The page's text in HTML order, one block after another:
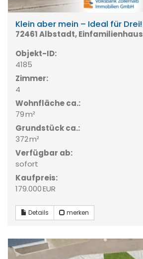
Klein aber mein – Ideal für Drei!
72461 Albstadt, Einfamilienhaus
Objekt-ID:
4185
Zimmer:
4
Wohnfläche ca.:
79 m²
Grund­stück ca.:
372 m²
Verfügbar ab:
sofort
Kaufpreis:
179.000 EUR
Details merken